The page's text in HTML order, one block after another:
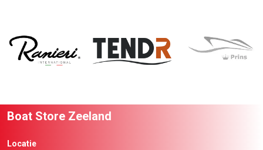
Boat Store Zeeland
Locatie